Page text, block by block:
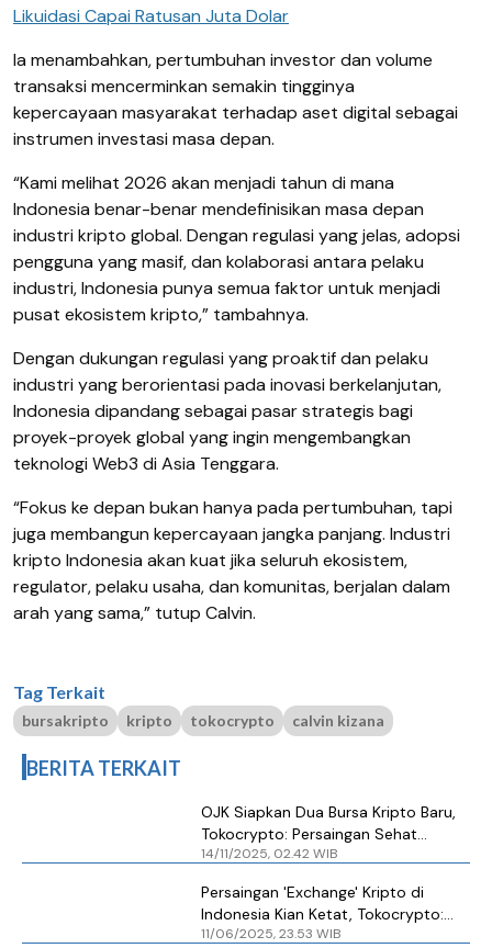
Likuidasi Capai Ratusan Juta Dolar
Ia menambahkan, pertumbuhan investor dan volume
transaksi mencerminkan semakin tingginya
kepercayaan masyarakat terhadap aset digital sebagai
instrumen investasi masa depan.
“Kami melihat 2026 akan menjadi tahun di mana
Indonesia benar-benar mendefinisikan masa depan
industri kripto global. Dengan regulasi yang jelas, adopsi
pengguna yang masif, dan kolaborasi antara pelaku
industri, Indonesia punya semua faktor untuk menjadi
pusat ekosistem kripto,” tambahnya.
Dengan dukungan regulasi yang proaktif dan pelaku
industri yang berorientasi pada inovasi berkelanjutan,
Indonesia dipandang sebagai pasar strategis bagi
proyek-proyek global yang ingin mengembangkan
teknologi Web3 di Asia Tenggara.
“Fokus ke depan bukan hanya pada pertumbuhan, tapi
juga membangun kepercayaan jangka panjang. Industri
kripto Indonesia akan kuat jika seluruh ekosistem,
regulator, pelaku usaha, dan komunitas, berjalan dalam
arah yang sama,” tutup Calvin.
Tag Terkait
bursakripto kripto tokocrypto calvin kizana
BERITA TERKAIT
OJK Siapkan Dua Bursa Kripto Baru,
Tokocrypto: Persaingan Sehat
Untungkan Pengguna
14/11/2025, 02.42 WIB
Persaingan 'Exchange' Kripto di
Indonesia Kian Ketat, Tokocrypto:
Tanda Industri Makin Sehat
11/06/2025, 23.53 WIB